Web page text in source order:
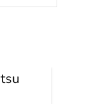
8
8